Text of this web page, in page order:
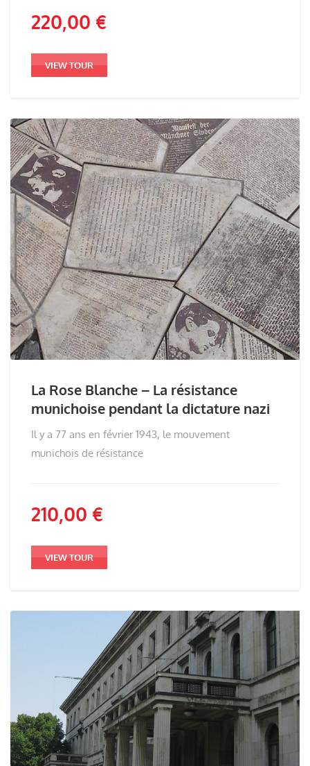
220,00 €
VIEW TOUR
La Rose Blanche – La résistance
munichoise pendant la dictature nazi
Il y a 77 ans en février 1943, le mouvement
munichois de résistance
210,00 €
VIEW TOUR